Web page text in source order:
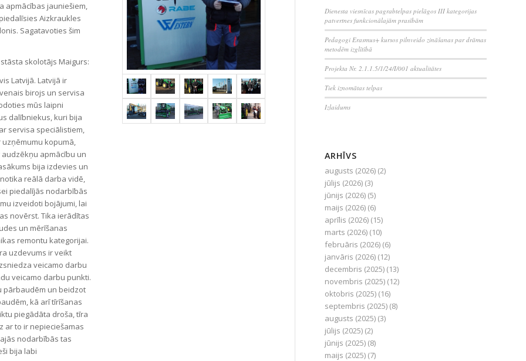
apmācības jauniešiem,
Aizkraukles
Sagatavoties šim
skolotājs Maigurs:
Latvijā. Latvijā ir
birojs un servisa
mūs laipni
dalībniekus, kuri bija
servisa speciālistiem,
kopumā,
apmācību un
bija izdevies un
reālā darba vidē,
piedalījās nodarbībās
izveidoti bojājumi, lai
novērst. Tika ierādītas
un mērīšanas
remontu kategorijai.
uzdevums ir veikt
veicamo darbu
veicamo darbu punkti.
pārbaudēm un beidzot
kā arī tīrīšanas
piegādāta droša, tīra
ar to ir nepieciešamas
nodarbībās tas
bija labi
Dienesta viesnīcas pagrabtelpas pielāgos III kategorijas
patvertnes funkcionālajām prasībām
Pedagogi Erasmus+ kursos pilnveido zināšanas par drāmas
metodēm izglītībā
Projekta Nr. 2.1.1.5/1/24/I/001 aktualitātes
Tiek iznomātas telpas
Izlaidums
ARHĪVS
augusts (2026) (2)
jūlijs (2026) (3)
jūnijs (2026) (5)
maijs (2026) (6)
aprīlis (2026) (15)
marts (2026) (10)
februāris (2026) (6)
janvāris (2026) (12)
decembris (2025) (13)
novembris (2025) (12)
oktobris (2025) (16)
septembris (2025) (8)
augusts (2025) (3)
jūlijs (2025) (2)
jūnijs (2025) (8)
maijs (2025) (7)